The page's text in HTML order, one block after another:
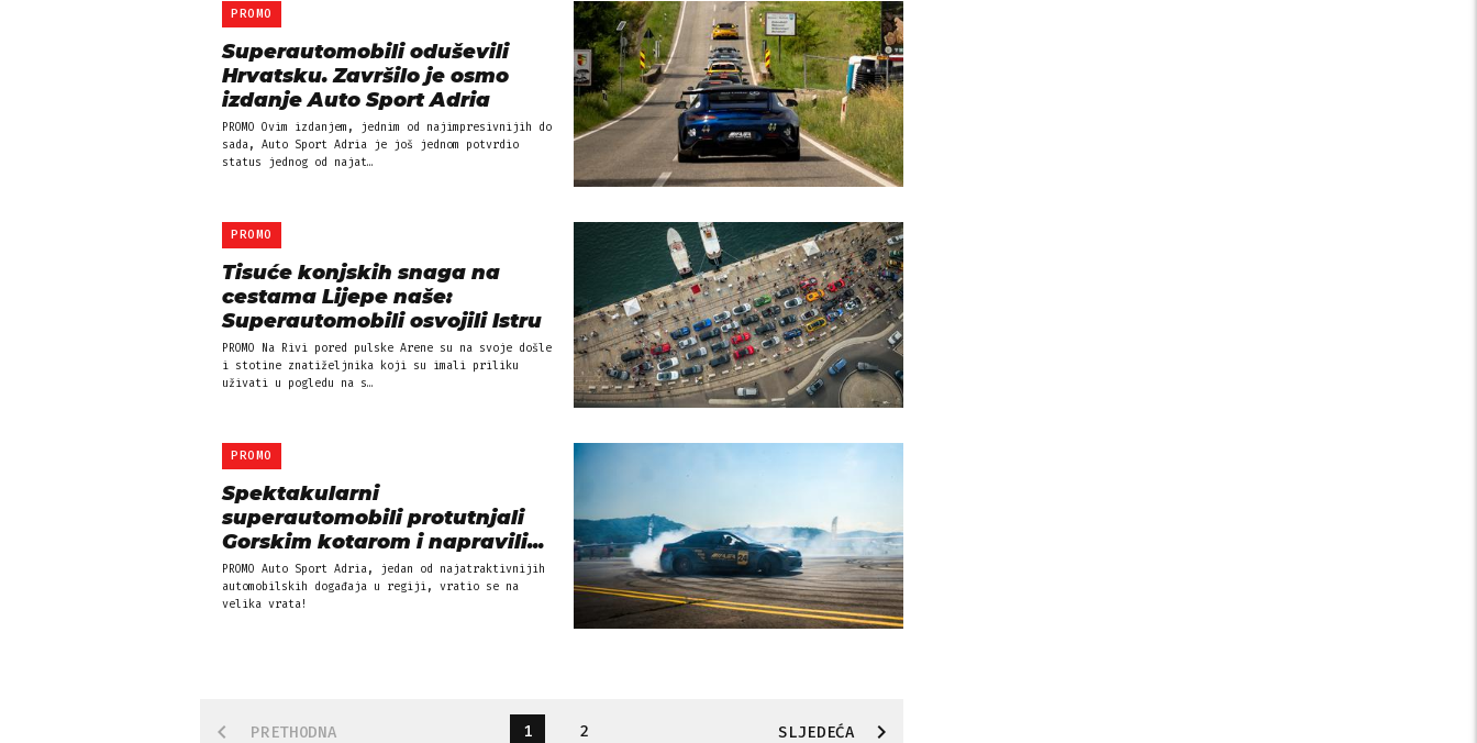
PROMO
Superautomobili oduševili
Hrvatsku. Završilo je osmo
izdanje Auto Sport Adria
PROMO Ovim izdanjem, jednim od najimpresivnijih do
sada, Auto Sport Adria je još jednom potvrdio
status jednog od najat…
PROMO
Tisuće konjskih snaga na
cestama Lijepe naše:
Superautomobili osvojili Istru
PROMO Na Rivi pored pulske Arene su na svoje došle
i stotine znatiželjnika koji su imali priliku
uživati u pogledu na s…
PROMO
Spektakularni
superautomobili protutnjali
Gorskim kotarom i napravili...
PROMO Auto Sport Adria, jedan od najatraktivnijih
automobilskih događaja u regiji, vratio se na
velika vrata!
PRETHODNA 1 2 SLJEDEĆA